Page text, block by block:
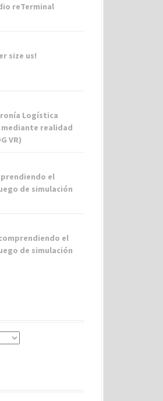
reTerminal
size us!
Logística
realidad
VR)
el
de simulación
el
de simulación